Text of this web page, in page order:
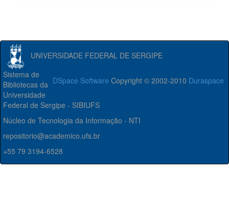
UNIVERSIDADE FEDERAL DE SERGIPE
DSpace Software Copyright © 2002-2010 Duraspace
Sistema de
Bibliotecas da
Universidade
Federal de Sergipe - SIBIUFS
Núcleo de Tecnologia da Informação - NTI
repositorio@academico.ufs.br
+55 79 3194-6528